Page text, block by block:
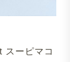
スーピマコ